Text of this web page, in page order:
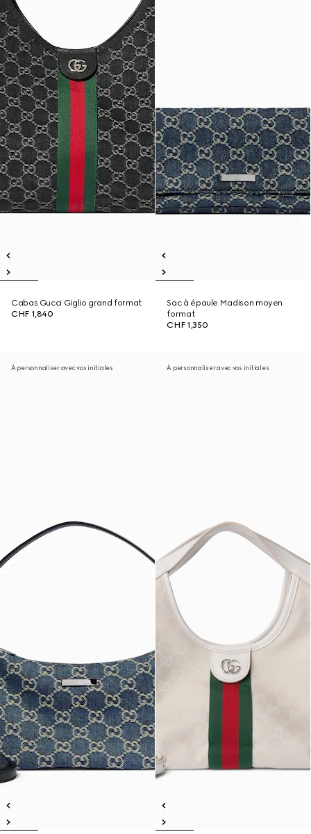
Cabas Gucci Giglio grand format
CHF 1,840
Sac à épaule Madison moyen
format
CHF 1,350
À personnaliser avec vos initiales À personnaliser avec vos initiales